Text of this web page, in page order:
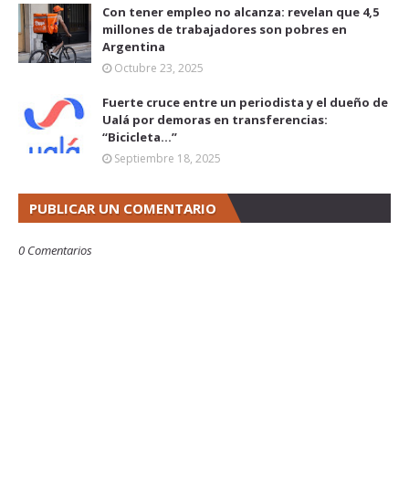
Con tener empleo no alcanza: revelan que 4,5
millones de trabajadores son pobres en
Argentina
Octubre 23, 2025
Fuerte cruce entre un periodista y el dueño de
Ualá por demoras en transferencias:
“Bicicleta...”
Septiembre 18, 2025
PUBLICAR UN COMENTARIO
0 Comentarios